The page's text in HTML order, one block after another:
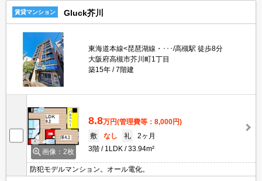
賃貸マンション Gluck芥川
東海道本線<琵琶湖線・･･･/高槻駅 徒歩8分
大阪府高槻市芥川町1丁目
築15年
7階建
画像：2枚
8.8万円(管理費等：8,000円)
敷
なし 礼
2ヶ月
3階
1LDK 33.94m²
防犯モデルマンション。オール電化。